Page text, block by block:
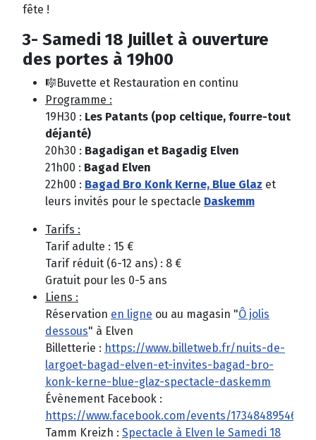
fête !
3- Samedi 18 Juillet à ouverture
des portes à 19h00
🎼Buvette et Restauration en continu
Programme :
19H30 : Les Patants (pop celtique, fourre-tout
déjanté)
20h30 : Bagadigan et Bagadig Elven
21h00 : Bagad Elven
22h00 : Bagad Bro Konk Kerne, Blue Glaz et
leurs invités pour le spectacle Daskemm
Tarifs :
Tarif adulte : 15 €
Tarif réduit (6-12 ans) : 8 €
Gratuit pour les 0-5 ans
Liens :
Réservation en ligne ou au magasin "Ô jolis
dessous" à Elven
Billetterie : https://www.billetweb.fr/nuits-de-
largoet-bagad-elven-et-invites-bagad-bro-
konk-kerne-blue-glaz-spectacle-daskemm
Évènement Facebook :
https://www.facebook.com/events/
Tamm Kreizh : Spectacle à Elven le Samedi 18